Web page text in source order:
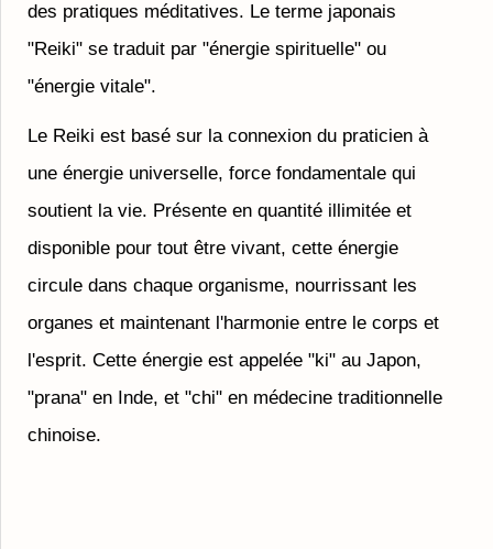
des pratiques méditatives. Le terme japonais
"Reiki" se traduit par "énergie spirituelle" ou
"énergie vitale".
Le Reiki est basé sur la connexion du praticien à
une énergie universelle, force fondamentale qui
soutient la vie. Présente en quantité illimitée et
disponible pour tout être vivant, cette énergie
circule dans chaque organisme, nourrissant les
organes et maintenant l'harmonie entre le corps et
l'esprit. Cette énergie est appelée "ki" au Japon,
"prana" en Inde, et "chi" en médecine traditionnelle
chinoise.